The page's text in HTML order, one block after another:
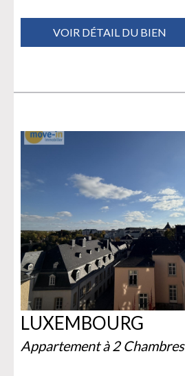
VOIR DÉTAIL DU BIEN
LUXEMBOURG
Appartement à 2 Chambres